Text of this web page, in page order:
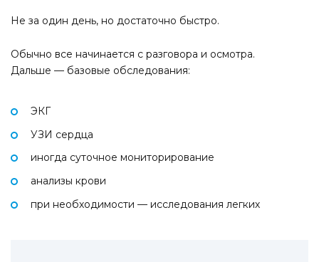
Не за один день, но достаточно быстро.
Обычно все начинается с разговора и осмотра.
Дальше — базовые обследования:
ЭКГ
УЗИ сердца
иногда суточное мониторирование
анализы крови
при необходимости — исследования легких